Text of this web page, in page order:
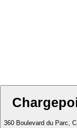
360 Boulevard du Parc,